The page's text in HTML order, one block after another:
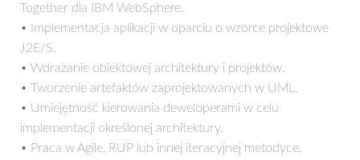
Together dla IBM WebSphere.
• Implementacja aplikacji w oparciu o wzorce projektowe
J2E/S.
• Wdrażanie obiektowej architektury i projektów.
• Tworzenie artefaktów zaprojektowanych w UML.
• Umiejętność kierowania deweloperami w celu
implementacji określonej architektury.
• Praca w Agile, RUP lub innej iteracyjnej metodyce.